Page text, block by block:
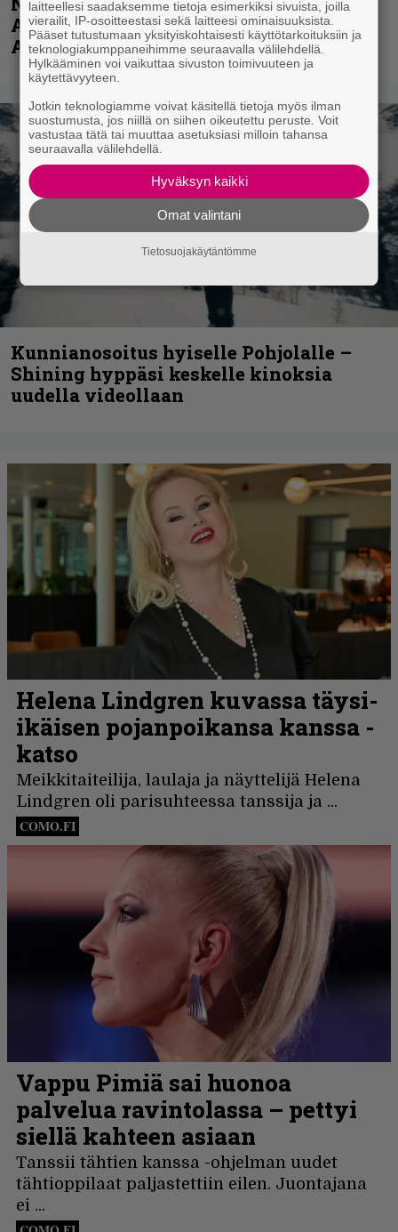
Accept – menossa mukana myös
Anthrax- ja Korn-miehistöä
Kunnianosoitus hyiselle Pohjolalle –
Shining hyppäsi keskelle kinoksia
uudella videollaan
laitteellesi saadaksemme tietoja esimerkiksi sivuista, joilla
vierailit, IP-osoitteestasi sekä laitteesi ominaisuuksista.
Pääset tutustumaan yksityiskohtaisesti käyttötarkoituksiin ja
teknologiakumppaneihimme seuraavalla välilehdellä.
Hylkääminen voi vaikuttaa sivuston toimivuuteen ja
käytettävyyteen.
Jotkin teknologiamme voivat käsitellä tietoja myös ilman
suostumusta, jos niillä on siihen oikeutettu peruste. Voit
vastustaa tätä tai muuttaa asetuksiasi milloin tahansa
seuraavalla välilehdellä.
Hyväksyn kaikki
Omat valintani
Tietosuojakäytäntömme